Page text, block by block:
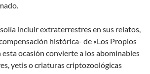
incluir extraterrestres en sus relatos,
histórica- de «Los Propios
esta ocasión convierte a los abominables
yetis o criaturas criptozoológicas